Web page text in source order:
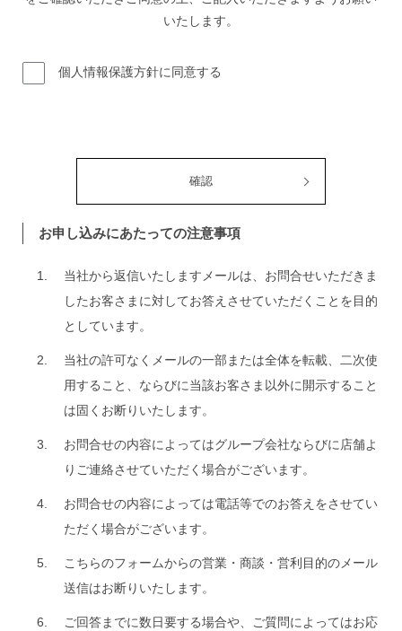
いたします。
個人情報保護方針に同意する
お申し込みにあたっての注意事項
当社から返信いたしますメールは、お問合せいただきま
したお客さまに対してお答えさせていただくことを目的
としています。
当社の許可なくメールの一部または全体を転載、二次使
用すること、ならびに当該お客さま以外に開示すること
は固くお断りいたします。
お問合せの内容によってはグループ会社ならびに店舗よ
りご連絡させていただく場合がございます。
お問合せの内容によっては電話等でのお答えをさせてい
ただく場合がございます。
こちらのフォームからの営業・商談・営利目的のメール
送信はお断りいたします。
ご回答までに数日要する場合や、ご質問によってはお応